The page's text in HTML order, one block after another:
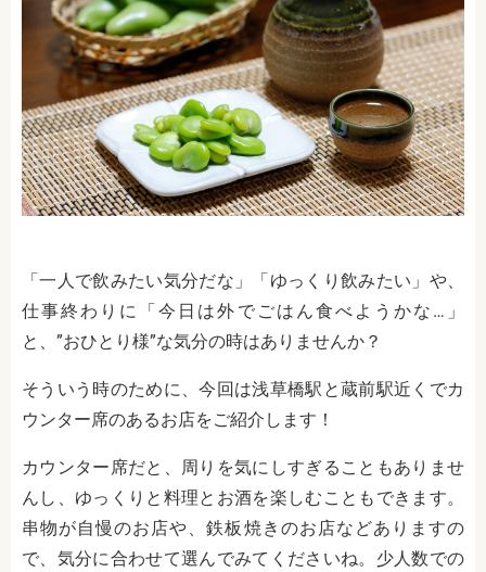
生活
「一人で飲みたい気分だな」「ゆっくり飲みたい」や、
仕事終わりに「今日は外でごはん食べようかな…」
と、”おひとり様”な気分の時はありませんか？
そういう時のために、今回は浅草橋駅と蔵前駅近くでカ
ウンター席のあるお店をご紹介します！
カウンター席だと、周りを気にしすぎることもありませ
んし、ゆっくりと料理とお酒を楽しむこともできます。
串物が自慢のお店や、鉄板焼きのお店などありますの
で、気分に合わせて選んでみてくださいね。少人数での